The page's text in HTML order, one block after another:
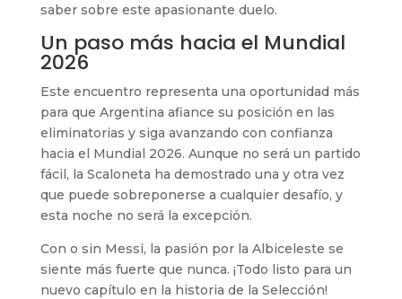
saber sobre este apasionante duelo.
Un paso más hacia el Mundial
2026
Este encuentro representa una oportunidad más
para que Argentina afiance su posición en las
eliminatorias y siga avanzando con confianza
hacia el Mundial 2026. Aunque no será un partido
fácil, la Scaloneta ha demostrado una y otra vez
que puede sobreponerse a cualquier desafío, y
esta noche no será la excepción.
Con o sin Messi, la pasión por la Albiceleste se
siente más fuerte que nunca. ¡Todo listo para un
nuevo capítulo en la historia de la Selección!